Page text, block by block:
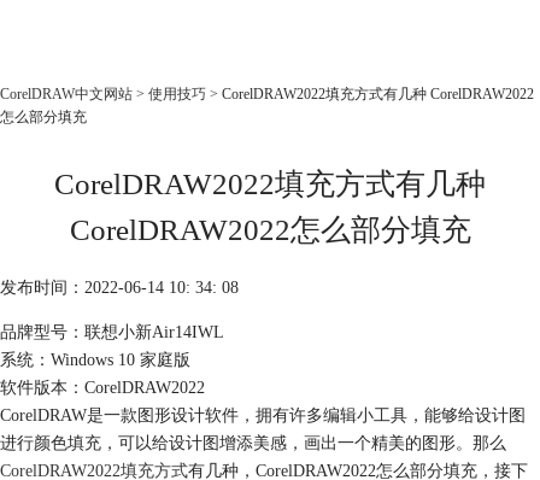
产品
教程
老用户福利
下载
购买
CorelDRAW中文网站 > 使用技巧 > CorelDRAW2022填充方式有几种 CorelDRAW2022
怎么部分填充
CorelDRAW2022填充方式有几种
CorelDRAW2022怎么部分填充
发布时间：2022-06-14 10: 34: 08
品牌型号：联想小新Air14IWL
系统：Windows 10 家庭版
软件版本：CorelDRAW2022
CorelDRAW是一款图形设计软件，拥有许多编辑小工具，能够给设计图
进行颜色填充，可以给设计图增添美感，画出一个精美的图形。那么
CorelDRAW2022填充方式有几种，CorelDRAW2022怎么部分填充，接下